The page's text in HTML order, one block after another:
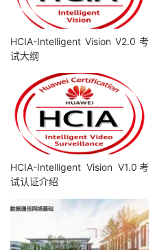
HCIA-Intelligent Vision V2.0 考
试大纲
HCIA-Intelligent Vision V1.0考
试认证介绍